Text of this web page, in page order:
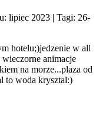
lipiec 2023 | Tagi: 26-
hotelu;)jedzenie w all
animacje
na morze...plaza od
to woda krysztal:)